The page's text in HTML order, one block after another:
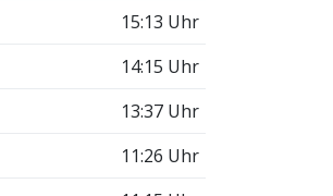
15:13 Uhr
14:15 Uhr
13:37 Uhr
11:26 Uhr